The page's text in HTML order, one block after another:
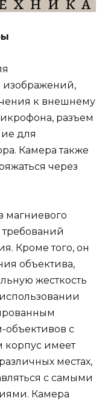
изображений,
к внешнему
разъем
для
Камера также
через
магниевого
требований
Кроме того, он
объектива,
жесткость
объективов с
корпус имеет
местах,
с самыми
Камера